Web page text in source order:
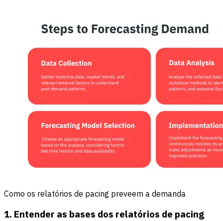
Como os relatórios de pacing preveem a demanda
1. Entender as bases dos relatórios de pacing